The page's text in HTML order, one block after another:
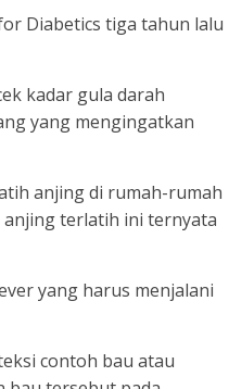
Diabetics tiga tahun lalu
kadar gula darah
yang mengingatkan
anjing di rumah-rumah
anjing terlatih ini ternyata
yang harus menjalani
contoh bau atau